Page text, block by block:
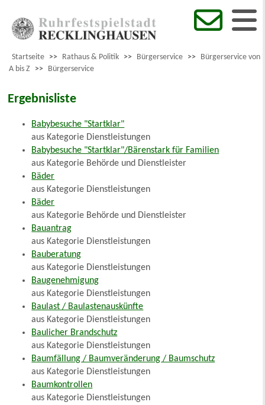
Startseite >> Rathaus & Politik >> Bürgerservice >> Bürgerservice von
A bis Z >> Bürgerservice
Ergebnisliste
Babybesuche "Startklar"
aus Kategorie Dienstleistungen
Babybesuche "Startklar"/Bärenstark für Familien
aus Kategorie Behörde und Dienstleister
Bäder
aus Kategorie Dienstleistungen
Bäder
aus Kategorie Behörde und Dienstleister
Bauantrag
aus Kategorie Dienstleistungen
Bauberatung
aus Kategorie Dienstleistungen
Baugenehmigung
aus Kategorie Dienstleistungen
Baulast / Baulastenauskünfte
aus Kategorie Dienstleistungen
Baulicher Brandschutz
aus Kategorie Dienstleistungen
Baumfällung / Baumveränderung / Baumschutz
aus Kategorie Dienstleistungen
Baumkontrollen
aus Kategorie Dienstleistungen